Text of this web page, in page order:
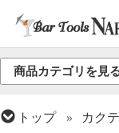
商品カテゴリを見
トップ カク